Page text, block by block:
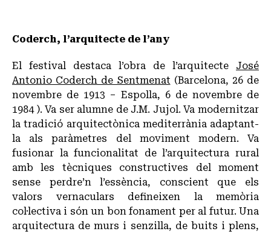
Coderch, l’arquitecte de l’any
El festival destaca l’obra de l’arquitecte José
Antonio Coderch de Sentmenat (Barcelona, 26 de
novembre de 1913 – Espolla, 6 de novembre de
1984 ). Va ser alumne de J.M. Jujol. Va modernitzar
la tradició arquitectònica mediterrània adaptant-
la als paràmetres del moviment modern. Va
fusionar la funcionalitat de l’arquitectura rural
amb les tècniques constructives del moment
sense perdre’n l’essència, conscient que els
valors vernaculars defineixen la memòria
col·lectiva i són un bon fonament per al futur. Una
arquitectura de murs i senzilla, de buits i plens,